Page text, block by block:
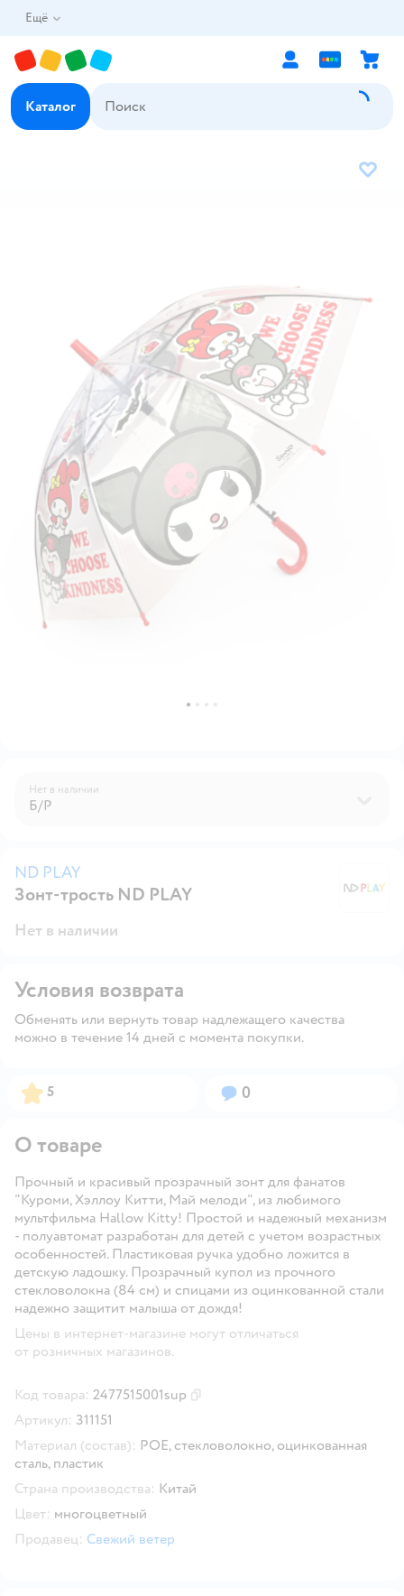
Ещё
Каталог
В
Нет в наличии
Б/Р
ND PLAY
Зонт-трость ND PLAY
Нет в наличии
Условия возврата
Обменять или вернуть товар надлежащего качества
можно в течение 14 дней с момента покупки.
Рейтинг:
5 Вопросов:
0
О товаре
Прочный и красивый прозрачный зонт для фанатов
"Куроми, Хэллоу Китти, Май мелоди", из любимого
мультфильма Hallow Kitty! Простой и надежный механизм
- полуавтомат разработан для детей с учетом возрастных
особенностей. Пластиковая ручка удобно ложится в
детскую ладошку. Прозрачный купол из прочного
стекловолокна (84 см) и спицами из оцинкованной стали
надежно защитит малыша от дождя!
Цены в интернет-магазине могут отличаться
от розничных магазинов.
Код товара: 2477515001sup
Артикул: 311151
Материал (состав): POE, стекловолокно, оцинкованная
сталь, пластик
Страна производства: Китай
Цвет: многоцветный
Продавец: Свежий ветер